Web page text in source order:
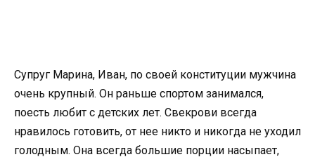
Супруг Марина, Иван, по своей конституции мужчина
очень крупный. Он раньше спортом занимался,
поесть любит с детских лет. Свекрови всегда
нравилось готовить, от нее никто и никогда не уходил
голодным. Она всегда большие порции насыпает,